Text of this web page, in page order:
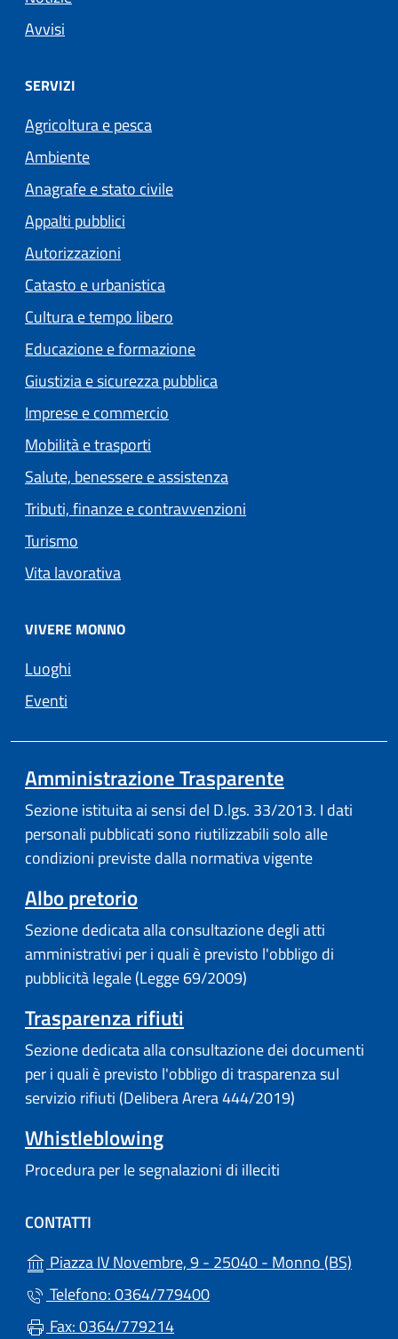
Avvisi
SERVIZI
Agricoltura e pesca
Ambiente
Anagrafe e stato civile
Appalti pubblici
Autorizzazioni
Catasto e urbanistica
Cultura e tempo libero
Educazione e formazione
Giustizia e sicurezza pubblica
Imprese e commercio
Mobilità e trasporti
Salute, benessere e assistenza
Tributi, finanze e contravvenzioni
Turismo
Vita lavorativa
VIVERE MONNO
Luoghi
Eventi
Amministrazione Trasparente
Sezione istituita ai sensi del D.lgs. 33/2013. I dati
personali pubblicati sono riutilizzabili solo alle
condizioni previste dalla normativa vigente
Albo pretorio
Sezione dedicata alla consultazione degli atti
amministrativi per i quali è previsto l'obbligo di
pubblicità legale (Legge 69/2009)
Trasparenza rifiuti
Sezione dedicata alla consultazione dei documenti
per i quali è previsto l'obbligo di trasparenza sul
servizio rifiuti (Delibera Arera 444/2019)
Whistleblowing
Procedura per le segnalazioni di illeciti
CONTATTI
Piazza IV Novembre, 9 - 25040 - Monno (BS)
Telefono: 0364/779400
Fax: 0364/779214